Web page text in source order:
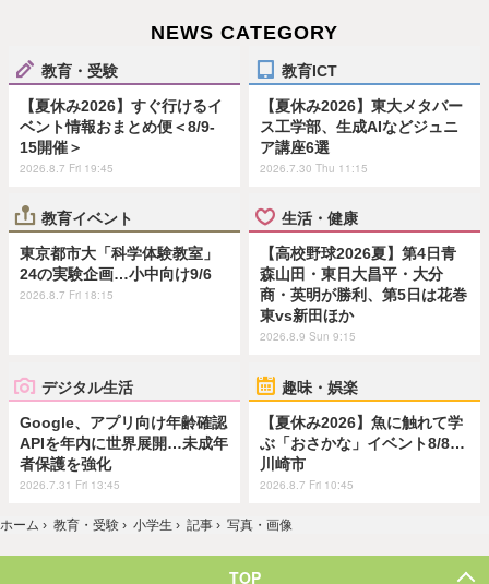
NEWS CATEGORY
教育・受験
【夏休み2026】すぐ行けるイ
ベント情報おまとめ便＜8/9-
15開催＞
2026.8.7 Fri 19:45
教育ICT
【夏休み2026】東大メタバー
ス工学部、生成AIなどジュニ
ア講座6選
2026.7.30 Thu 11:15
教育イベント
東京都市大「科学体験教室」
24の実験企画…小中向け9/6
2026.8.7 Fri 18:15
生活・健康
【高校野球2026夏】第4日青
森山田・東日大昌平・大分
商・英明が勝利、第5日は花巻
東vs新田ほか
2026.8.9 Sun 9:15
デジタル生活
Google、アプリ向け年齢確認
APIを年内に世界展開…未成年
者保護を強化
2026.7.31 Fri 13:45
趣味・娯楽
【夏休み2026】魚に触れて学
ぶ「おさかな」イベント8/8…
川崎市
2026.8.7 Fri 10:45
ホーム › 教育・受験 › 小学生 › 記事 › 写真・画像
TOP